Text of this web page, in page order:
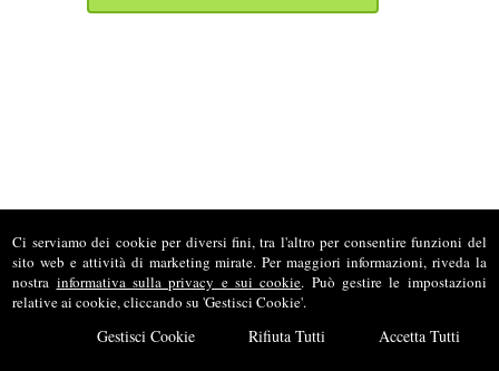
Ci serviamo dei cookie per diversi fini, tra l'altro per consentire funzioni del
sito web e attività di marketing mirate. Per maggiori informazioni, riveda la
nostra informativa sulla privacy e sui cookie. Può gestire le impostazioni
relative ai cookie, cliccando su 'Gestisci Cookie'.
Accetta Tutti
Rifiuta Tutti
Gestisci Cookie
Notaio SCORNAJENGHI Studio Associato
Piazzale Genova, 5